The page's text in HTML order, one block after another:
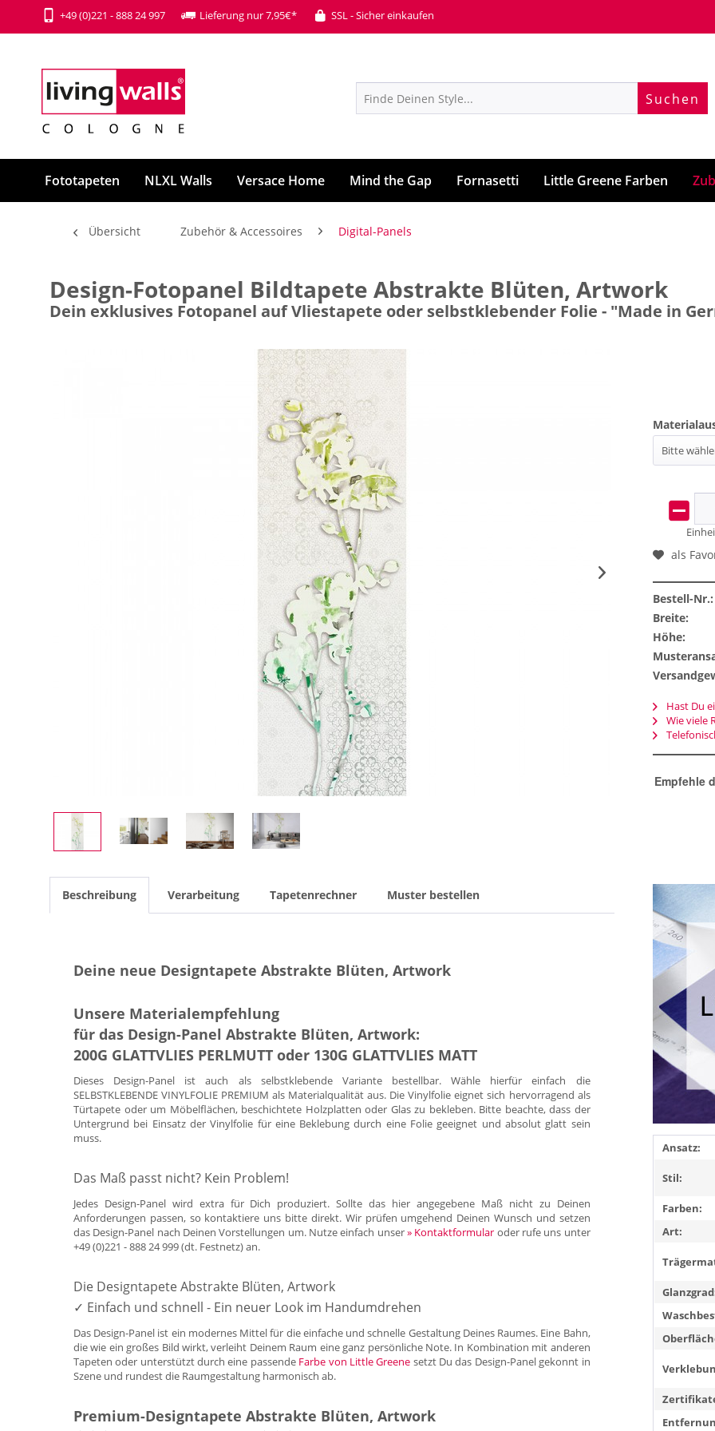
+49 (0)221 - 888 24 997 Lieferung nur 7,95€* SSL - Sicher einkaufen
Suchen
Fototapeten NLXL Walls Versace Home Mind the Gap Fornasetti Little Greene Farben
Übersicht Zubehör & Accessoires Digital-Panels
Design-Fotopanel Bildtapete Abstrakte Blüten, Artwork
Dein exklusives Fotopanel auf Vliestapete oder selbstklebender Folie - "Made in
als
Bestell-Nr.:
Breite:
Höhe:
Hast Du
Wie viele
Empfehle
Ansatz:
Stil:
Farben:
Art:
Beschreibung Verarbeitung Tapetenrechner Muster bestellen
Deine neue Designtapete Abstrakte Blüten, Artwork
Unsere Materialempfehlung
für das Design-Panel Abstrakte Blüten, Artwork:
200G GLATTVLIES PERLMUTT oder 130G GLATTVLIES MATT
Dieses Design-Panel ist auch als selbstklebende Variante bestellbar. Wähle hierfür einfach die
SELBSTKLEBENDE VINYLFOLIE PREMIUM als Materialqualität aus. Die Vinylfolie eignet sich hervorragend als
Türtapete oder um Möbelflächen, beschichtete Holzplatten oder Glas zu bekleben. Bitte beachte, dass der
Untergrund bei Einsatz der Vinylfolie für eine Beklebung durch eine Folie geeignet und absolut glatt sein
muss.
Das Maß passt nicht? Kein Problem!
Jedes Design-Panel wird extra für Dich produziert. Sollte das hier angegebene Maß nicht zu Deinen
Anforderungen passen, so kontaktiere uns bitte direkt. Wir prüfen umgehend Deinen Wunsch und setzen
das Design-Panel nach Deinen Vorstellungen um. Nutze einfach unser» Kontaktformular oder rufe uns unter
+49 (0)221 - 888 24 999 (dt. Festnetz) an.
Die Designtapete Abstrakte Blüten, Artwork
✓ Einfach und schnell - Ein neuer Look im Handumdrehen
Das Design-Panel ist ein modernes Mittel für die einfache und schnelle Gestaltung Deines Raumes. Eine Bahn,
die wie ein großes Bild wirkt, verleiht Deinem Raum eine ganz persönliche Note. In Kombination mit anderen
Tapeten oder unterstützt durch eine passende Farbe von Little Greene setzt Du das Design-Panel gekonnt in
Szene und rundest die Raumgestaltung harmonisch ab.
Premium-Designtapete Abstrakte Blüten, Artwork